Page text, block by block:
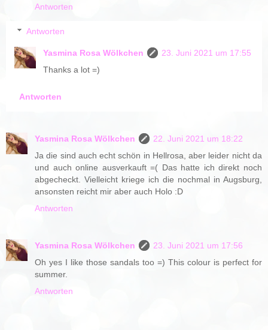
Antworten
Antworten
Yasmina Rosa Wölkchen
23. Juni 2021 um 17:55
Thanks a lot =)
Antworten
Yasmina Rosa Wölkchen
22. Juni 2021 um 18:22
Ja die sind auch echt schön in Hellrosa, aber leider nicht da
und auch online ausverkauft =( Das hatte ich direkt noch
abgecheckt. Vielleicht kriege ich die nochmal in Augsburg,
ansonsten reicht mir aber auch Holo :D
Antworten
Yasmina Rosa Wölkchen
23. Juni 2021 um 17:56
Oh yes I like those sandals too =) This colour is perfect for
summer.
Antworten